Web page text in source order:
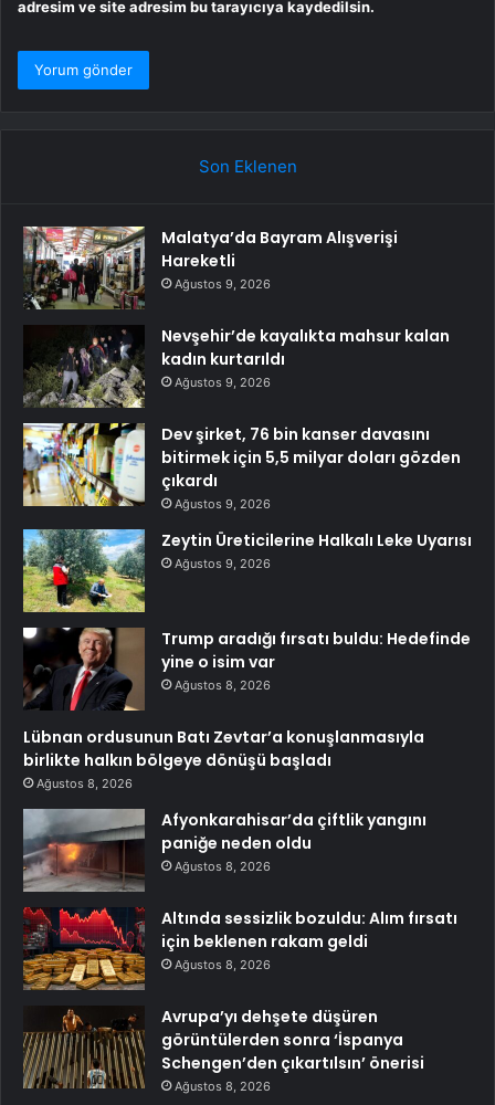
adresim ve site adresim bu tarayıcıya kaydedilsin.
Son Eklenen
Malatya’da Bayram Alışverişi
Hareketli
Ağustos 9, 2026
Nevşehir’de kayalıkta mahsur kalan
kadın kurtarıldı
Ağustos 9, 2026
Dev şirket, 76 bin kanser davasını
bitirmek için 5,5 milyar doları gözden
çıkardı
Ağustos 9, 2026
Zeytin Üreticilerine Halkalı Leke Uyarısı
Ağustos 9, 2026
Trump aradığı fırsatı buldu: Hedefinde
yine o isim var
Ağustos 8, 2026
Lübnan ordusunun Batı Zevtar’a konuşlanmasıyla
birlikte halkın bölgeye dönüşü başladı
Ağustos 8, 2026
Afyonkarahisar’da çiftlik yangını
paniğe neden oldu
Ağustos 8, 2026
Altında sessizlik bozuldu: Alım fırsatı
için beklenen rakam geldi
Ağustos 8, 2026
Avrupa’yı dehşete düşüren
görüntülerden sonra ‘İspanya
Schengen’den çıkartılsın’ önerisi
Ağustos 8, 2026